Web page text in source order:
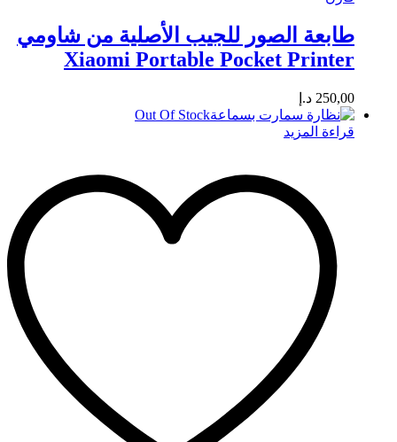
طابعة الصور للجيب الأصلية من شاومي
Xiaomi Portable Pocket Printer
250,00 د.إ
Out Of Stock
قراءة المزيد